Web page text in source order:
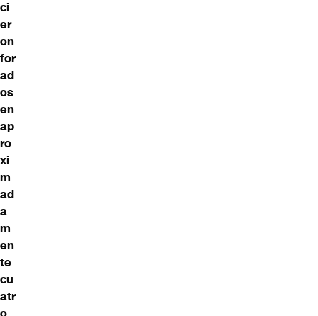
ci
er
on
for
ad
os
en
ap
ro
xi
m
ad
a
m
en
te
cu
atr